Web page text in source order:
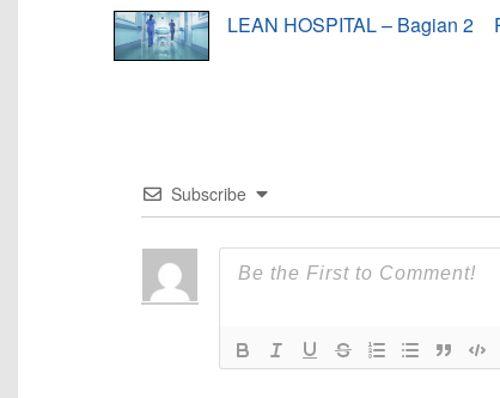
LEAN HOSPITAL – Bagian 2
Subscribe